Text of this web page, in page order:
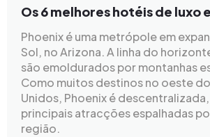
Os 6 melhores hotéis de luxo
Phoenix é uma metrópole em
Sol, no Arizona. A linha do
são emoldurados por montanhas
Como muitos destinos no oeste
Unidos, Phoenix é
principais atracções espalhadas
região.